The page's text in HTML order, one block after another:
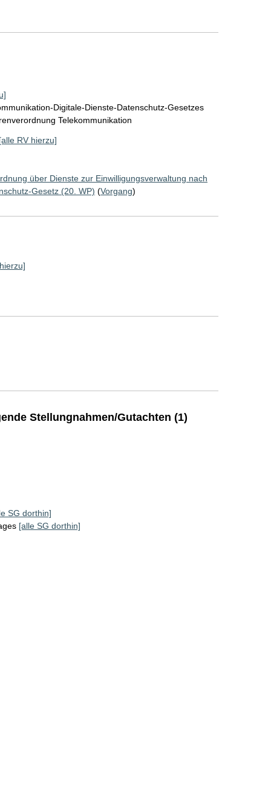
Digitale-Dienste-Datenschutz-Gesetzes
Telekommunikation
RV hierzu]
über Dienste zur Einwilligungsverwaltung nach
Gesetz (20. WP) (Vorgang)
Stellungnahmen/Gutachten (1)
SG dorthin]
[alle SG dorthin]